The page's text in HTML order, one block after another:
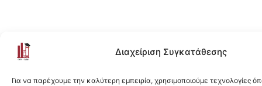
Διαχείριση Συγκατάθεσης
Για να παρέχουμε την καλύτερη εμπειρία, χρησιμοποιούμε τεχνολογίες